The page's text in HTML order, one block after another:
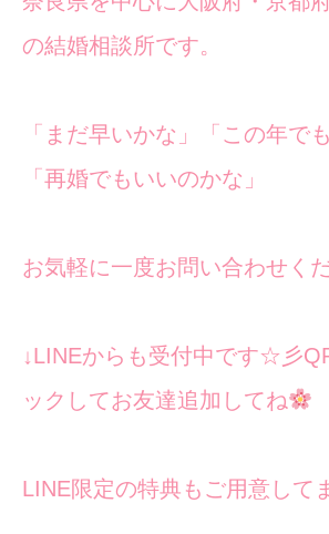
の結婚相談所です。
「まだ早いかな」「この年で
「再婚でもいいのかな」
お気軽に一度お問い合わせく
↓LINEからも受付中です☆彡
ックしてお友達追加してね
LINE限定の特典もご用意して